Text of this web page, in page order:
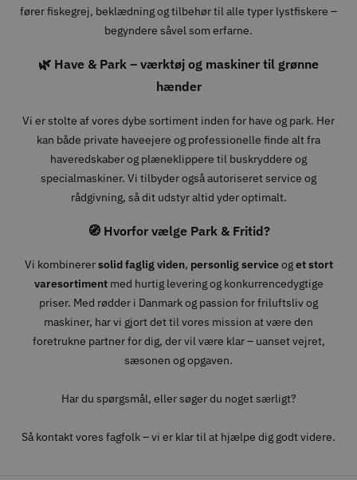
fører fiskegrej, beklædning og tilbehør til alle typer lystfiskere –
begyndere såvel som erfarne.
🌿 Have & Park – værktøj og maskiner til grønne
hænder
Vi er stolte af vores dybe sortiment inden for have og park. Her
kan både private haveejere og professionelle finde alt fra
haveredskaber og plæneklippere til buskryddere og
specialmaskiner. Vi tilbyder også autoriseret service og
rådgivning, så dit udstyr altid yder optimalt.
🧭 Hvorfor vælge Park & Fritid?
Vi kombinerersolid faglig viden, personlig serviceoget stort
varesortimentmed hurtig levering og konkurrencedygtige
priser. Med rødder i Danmark og passion for friluftsliv og
maskiner, har vi gjort det til vores mission at være den
foretrukne partner for dig, der vil være klar – uanset vejret,
sæsonen og opgaven.
Har du spørgsmål, eller søger du noget særligt?
Så kontakt vores fagfolk – vi er klar til at hjælpe dig godt videre.